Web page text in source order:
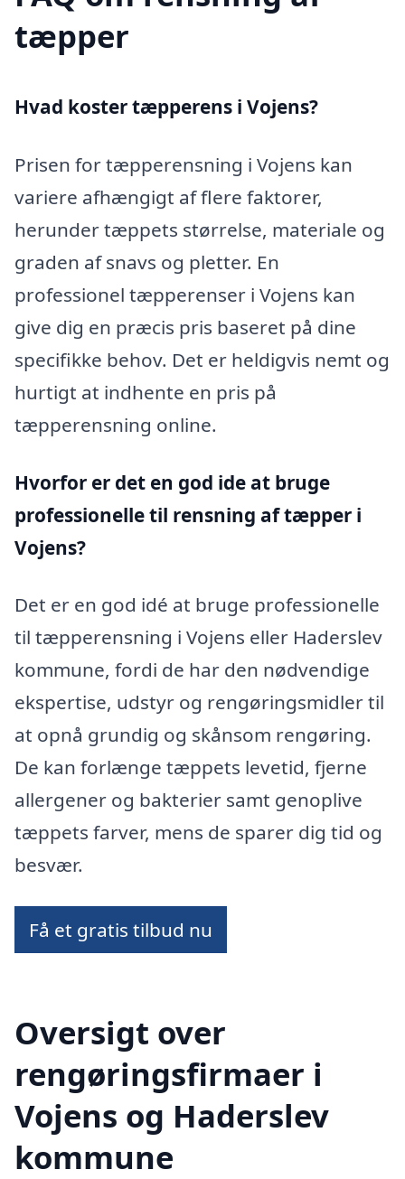
tæpper
Hvad koster tæpperens i Vojens?
Prisen for tæpperensning i Vojens kan
variere afhængigt af flere faktorer,
herunder tæppets størrelse, materiale og
graden af snavs og pletter. En
professionel tæpperenser i Vojens kan
give dig en præcis pris baseret på dine
specifikke behov. Det er heldigvis nemt og
hurtigt at indhente en pris på
tæpperensning online.
Hvorfor er det en god ide at bruge
professionelle til rensning af tæpper i
Vojens?
Det er en god idé at bruge professionelle
til tæpperensning i Vojens eller Haderslev
kommune, fordi de har den nødvendige
ekspertise, udstyr og rengøringsmidler til
at opnå grundig og skånsom rengøring.
De kan forlænge tæppets levetid, fjerne
allergener og bakterier samt genoplive
tæppets farver, mens de sparer dig tid og
besvær.
Få et gratis tilbud nu
Oversigt over
rengøringsfirmaer i
Vojens og Haderslev
kommune